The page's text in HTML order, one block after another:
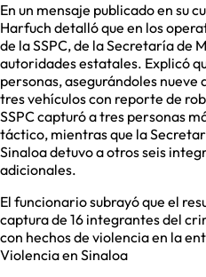
En un mensaje publicado en su
Harfuch detalló que en los
de la SSPC, de la Secretaría de
autoridades estatales. Explicó
personas, asegurándoles
tres vehículos con reporte de
SSPC capturó a tres personas
táctico, mientras que la
Sinaloa detuvo a otros seis
adicionales.
El funcionario subrayó que el
captura de 16 integrantes del
con hechos de violencia en la
Violencia en Sinaloa